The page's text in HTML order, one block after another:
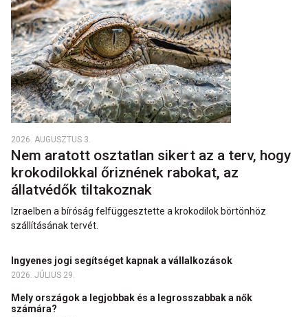
2026. AUGUSZTUS 3.
Nem aratott osztatlan sikert az a terv, hogy
krokodilokkal őriznének rabokat, az
állatvédők tiltakoznak
Izraelben a bíróság felfüggesztette a krokodilok börtönhöz
szállításának tervét.
Ingyenes jogi segítséget kapnak a vállalkozások
2026. JÚLIUS 29.
Mely országok a legjobbak és a legrosszabbak a nők
számára?